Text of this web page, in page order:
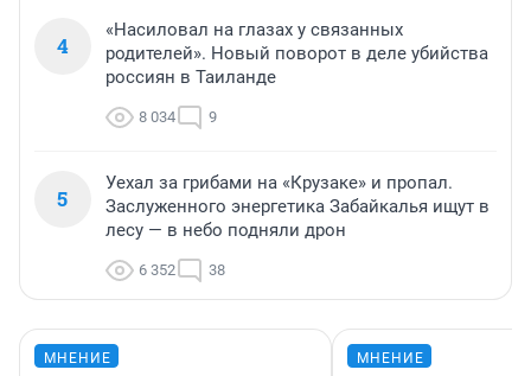
4
«Насиловал на глазах у связанных
родителей». Новый поворот в деле убийства
россиян в Таиланде
8 034 9
5
Уехал за грибами на «Крузаке» и пропал.
Заслуженного энергетика Забайкалья ищут в
лесу — в небо подняли дрон
6 352 38
МНЕНИЕ МНЕНИЕ